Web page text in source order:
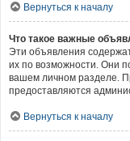
Вернуться к началу
Что такое важные
Эти объявления
их по возможности. Они
вашем личном разделе.
предоставляются
Вернуться к началу